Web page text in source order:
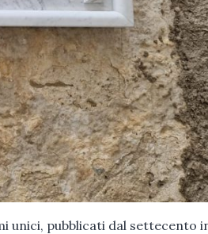
unici, pubblicati dal settecento